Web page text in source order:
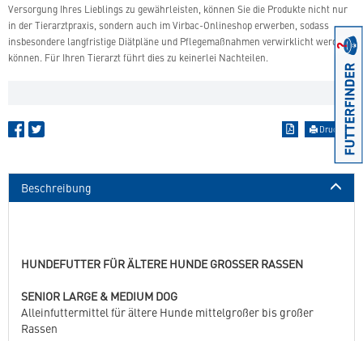
Versorgung Ihres Lieblings zu gewährleisten, können Sie die Produkte nicht nur
in der Tierarztpraxis, sondern auch im Virbac-Onlineshop erwerben, sodass
insbesondere langfristige Diätpläne und Pflegemaßnahmen verwirklicht werden
können. Für Ihren Tierarzt führt dies zu keinerlei Nachteilen.
Drucken
Beschreibung
HUNDEFUTTER FÜR ÄLTERE HUNDE GROSSER RASSEN
SENIOR LARGE & MEDIUM DOG
Alleinfuttermittel für ältere Hunde mittelgroßer bis großer
Rassen